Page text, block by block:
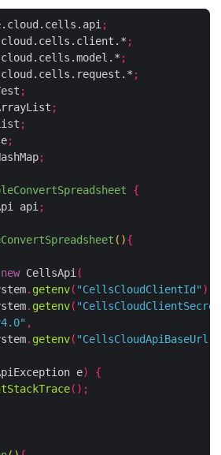
;
;
;
;
;
;
;
;
;
{
api ;
(){
new CellsApi (
. getenv( "CellsCloudClientId" ),
. getenv(
,
. getenv( "CellsCloudApiBaseUrl"
e)
{
();